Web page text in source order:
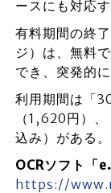
ースにも対応す
有料期間の終
ジ）は、無料
でき、突発的
利用期間は「
（1,620円）
込み）がある。
OCRソフト「
https://